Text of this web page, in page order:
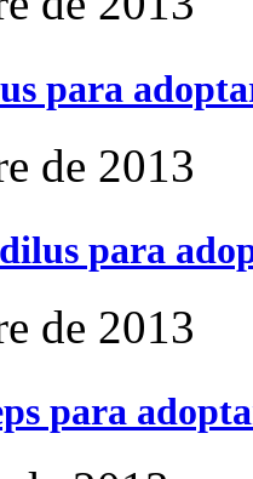
para
de 2013
para
de 2013
para